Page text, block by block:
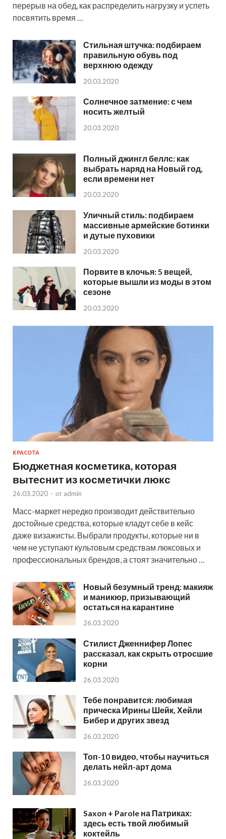
перерыв на обед, как распределить нагрузку и успеть
посвятить время …
Стильная штучка: подбираем
правильную обувь под
верхнюю одежду
20.03.2020
Солнечное затмение: с чем
носить желтый
20.03.2020
Полный джингл беллс: как
выбрать наряд на Новый год,
если времени нет
20.03.2020
Уличный стиль: подбираем
массивные армейские ботинки
и дутые пуховики
20.03.2020
Порвите в клочья: 5 вещей,
которые вышли из моды в этом
сезоне
20.03.2020
КРАСОТА
Бюджетная косметика, которая
вытеснит из косметички люкс
26.03.2020 - от admin
Масс-маркет нередко производит действительно
достойные средства, которые кладут себе в кейс
даже визажисты. Выбрали продукты, которые ни в
чем не уступают культовым средствам люксовых и
профессиональных брендов, а стоят значительно …
Новый безумный тренд: макияж
и маникюр, призывающий
остаться на карантине
26.03.2020
Стилист Дженнифер Лопес
рассказал, как скрыть отросшие
корни
26.03.2020
Тебе понравится: любимая
прическа Ирины Шейк, Хейли
Бибер и других звезд
26.03.2020
Топ-10 видео, чтобы научиться
делать нейл-арт дома
26.03.2020
Saxon + Parole на Патриках:
здесь есть твой любимый
коктейль